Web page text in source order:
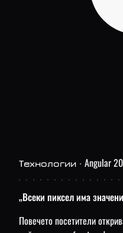
Технологии · Angular
„Всеки пиксел има
Повечето посетители